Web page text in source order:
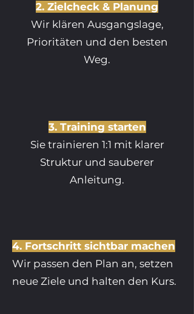
2. Zielcheck & Planung
Wir klären Ausgangslage,
Prioritäten und den besten
Weg.
3. Training starten
Sie trainieren 1:1 mit klarer
Struktur und sauberer
Anleitung.
4. Fortschritt sichtbar machen
Wir passen den Plan an, setzen
neue Ziele und halten den Kurs.